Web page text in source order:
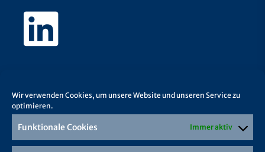
Wir verwenden Cookies, um unsere Website und unseren Service zu
optimieren.
Funktionale Cookies Immer aktiv